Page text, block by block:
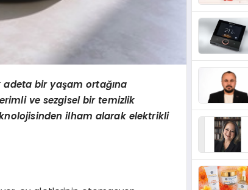
bir yaşam ortağına
ve sezgisel bir temizlik
ilham alarak elektrikli